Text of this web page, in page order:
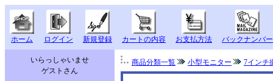
ホーム ログイン 新規登録 カートの内容 お支払方法 バックナンバー
いらっしゃいませ
ゲストさん
商品分類一覧 小型モニター 7インチ